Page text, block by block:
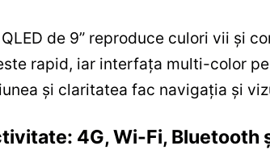
de 9” reproduce culori vii și
rapid, iar interfața multi-color
și claritatea fac navigația și
4G, Wi-Fi, Bluetooth